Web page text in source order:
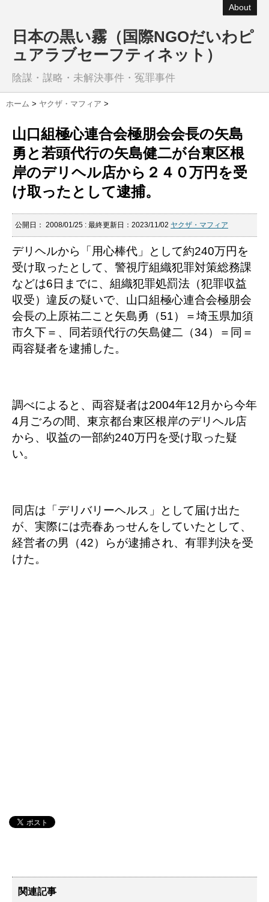
About
日本の黒い霧（国際NGOだいわピ
ュアラブセーフティネット）
陰謀・謀略・未解決事件・冤罪事件
ホーム > ヤクザ・マフィア >
山口組極心連合会極朋会会長の矢島
勇と若頭代行の矢島健二が台東区根
岸のデリヘル店から２４０万円を受
け取ったとして逮捕。
公開日： 2008/01/25 : 最終更新日：2023/11/02 ヤクザ・マフィア
デリヘルから「用心棒代」として約240万円を
受け取ったとして、警視庁組織犯罪対策総務課
などは6日までに、組織犯罪処罰法（犯罪収益
収受）違反の疑いで、山口組極心連合会極朋会
会長の上原祐二こと矢島勇（51）＝埼玉県加須
市久下＝、同若頭代行の矢島健二（34）＝同＝
両容疑者を逮捕した。
調べによると、両容疑者は2004年12月から今年
4月ごろの間、東京都台東区根岸のデリヘル店
から、収益の一部約240万円を受け取った疑
い。
同店は「デリバリーヘルス」として届け出た
が、実際には売春あっせんをしていたとして、
経営者の男（42）らが逮捕され、有罪判決を受
けた。
関連記事